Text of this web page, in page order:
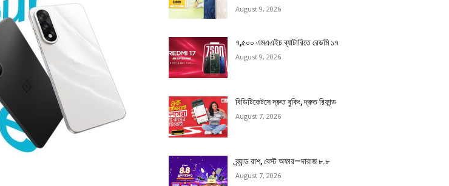
August 9, 2026
৭,৫০০ এমএএইচ ব্যাটারিতে রেডমি ১৭
August 9, 2026
বিডিটিকেটসে দ্রুত বুকিং, দ্রুত রিফান্ড
August 7, 2026
ব্র্যান্ড রাশ, বেস্ট অফার—দারাজ ৮.৮
August 7, 2026